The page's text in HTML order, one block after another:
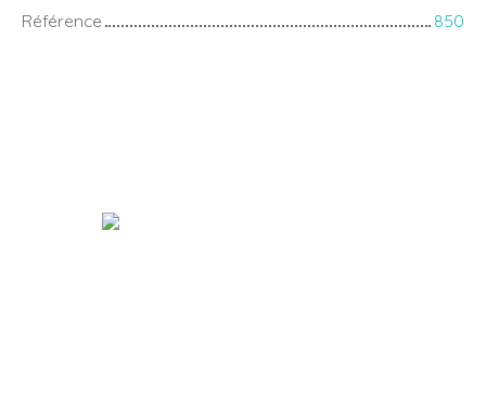
Référence 850